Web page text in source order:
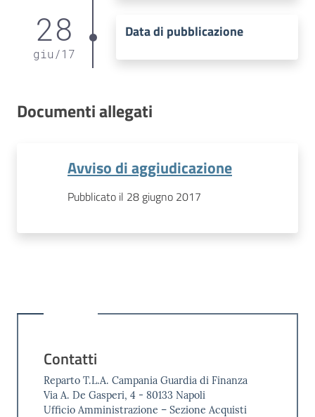
28
giu /17
Data di pubblicazione
Documenti allegati
Avviso di aggiudicazione
Pubblicato il 28 giugno 2017
Contatti
Reparto T.L.A. Campania Guardia di Finanza
Via A. De Gasperi, 4 - 80133 Napoli
Ufficio Amministrazione – Sezione Acquisti